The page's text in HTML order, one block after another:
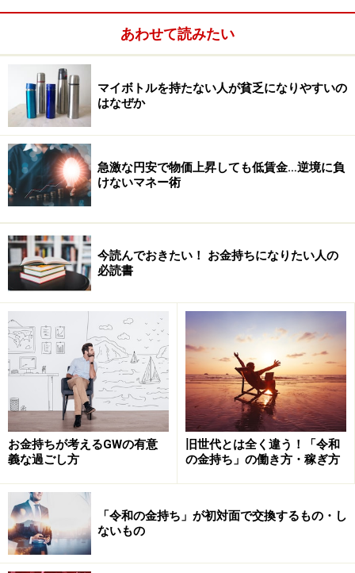
お金持ちはオンとオフをしっかりわける
つまり彼らはリスクだけを見て萎縮するのではなく、リ
つつ行動しているのでしょう。
リアル体験と健康管理に時間を使う
ちなみにわが家では、これも前回も書いた通り、コロナ
に関係なく自然での体験を中心にしています。これはレ
ジャーであると同時に、教育の一環だと捉えているから
です。最近も農家で収穫体験をして、その野菜の名前を
覚え、家に持ち帰って皆で調理するなど、リアル体験を
重視しています。
また、変わっていないといえば、相変わらずジョギング
など運動に精を出す富裕層は少なくありません。以前か
ら「皇居ラン」など、私の友人知人も大勢走っていまし
たが、いまは自宅近所に場所を変えて走っているようで
あわせて読みたい
マイボトルを持たない人が貧乏になりやすいの
はなぜか
急激な円安で物価上昇しても低賃金…逆境に負
けないマネー術
今読んでおきたい！ お金持ちになりたい人の
必読書
お金持ちが考えるGWの有意
義な過ごし方
旧世代とは全く違う！「令和
の金持ち」の働き方・稼ぎ方
「令和の金持ち」が初対面で交換するもの・し
ないもの